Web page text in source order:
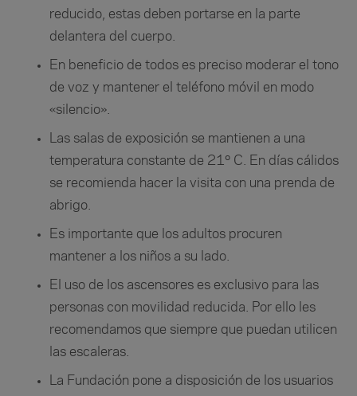
reducido, estas deben portarse en la parte
delantera del cuerpo.
En beneficio de todos es preciso moderar el tono
de voz y mantener el teléfono móvil en modo
«silencio».
Las salas de exposición se mantienen a una
temperatura constante de 21º C. En días cálidos
se recomienda hacer la visita con una prenda de
abrigo.
Es importante que los adultos procuren
mantener a los niños a su lado.
El uso de los ascensores es exclusivo para las
personas con movilidad reducida. Por ello les
recomendamos que siempre que puedan utilicen
las escaleras.
La Fundación pone a disposición de los usuarios